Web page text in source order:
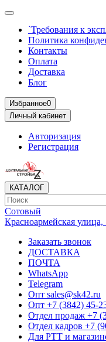
`Требования к
Политика
Контакты
Оплата
Доставка
Блог
Избранное0
Личный кабинет
Авторизация
Регистрация
КАТАЛОГ
Сотовый
Красноармейская улица,
Заказать звонок
ДОСТАВКА
ПОЧТА
WhatsApp
Telegram
Опт sales@sk42.ru
Опт +7 (3842) 45-
Отдел продаж +7
Отдел кадров +7
Для РТТ и